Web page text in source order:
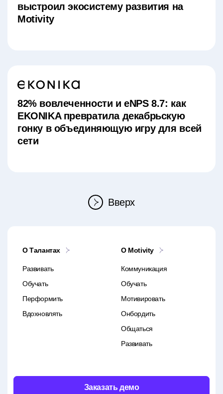
выстроил экосистему развития на
Motivity
82% вовлеченности и eNPS 8.7: как
EKONIKA превратила декабрьскую
гонку в объединяющую игру для всей
сети
Вверх
О Талантах
Развивать
Обучать
Перформить
Вдохновлять
O Motivity
Коммуникация
Обучать
Мотивировать
Онбордить
Общаться
Развивать
Заказать демо